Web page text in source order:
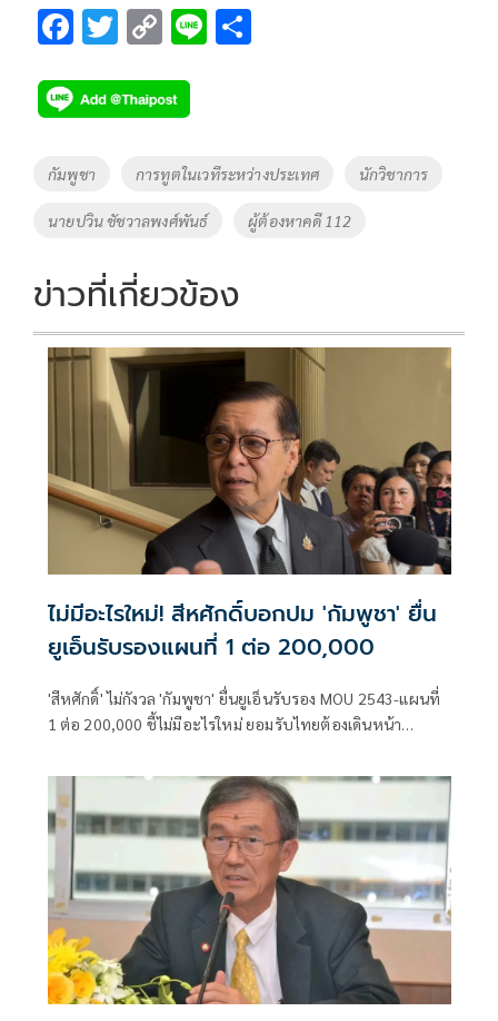
F
e
b
o
o
k
T
tt
er
C
p
y
Li
n
k
Li
Tags
กัมพูชา การทูตในเวทีระหว่างประเทศ นักวิชาการ
นายปวิน ชัชวาลพงศ์พันธ์ ผู้ต้องหาคดี 112
ข่าวที่เกี่ยวข้อง
ไม่มีอะไรใหม่! สีหศักดิ์บอกปม 'กัมพูชา' ยื่น
ยูเอ็นรับรองแผนที่ 1 ต่อ 200,000
'สีหศักดิ์' ไม่กังวล 'กัมพูชา' ยื่นยูเอ็นรับรอง MOU 2543-แผนที่
1 ต่อ 200,000​ ชี้ไม่มีอะไรใหม่ ยอมรับไทยต้องเดินหน้า
ระวังตกเป็นเครื่องมือเขมร​